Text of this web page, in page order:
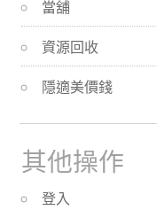
當舖
資源回收
隱適美價錢
其他操作
登入